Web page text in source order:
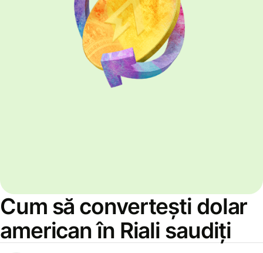
Cum să convertești dolar
american în Riali saudiți